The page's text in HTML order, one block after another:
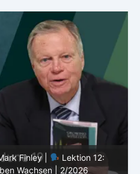
Finley |
Lektion 11:
Wachsen | 2/2026